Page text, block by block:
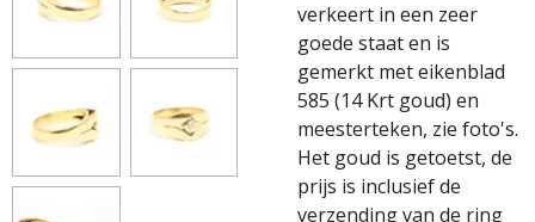
verkeert in een zeer
goede staat en is
gemerkt met eikenblad
585 (14 Krt goud) en
meesterteken, zie foto's.
Het goud is getoetst, de
prijs is inclusief de
verzending van de ring